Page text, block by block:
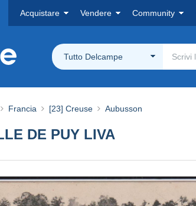
Acquistare Vendere Community
Tutto Delcampe
Francia [23] Creuse Aubusson
DE PUY LIVA